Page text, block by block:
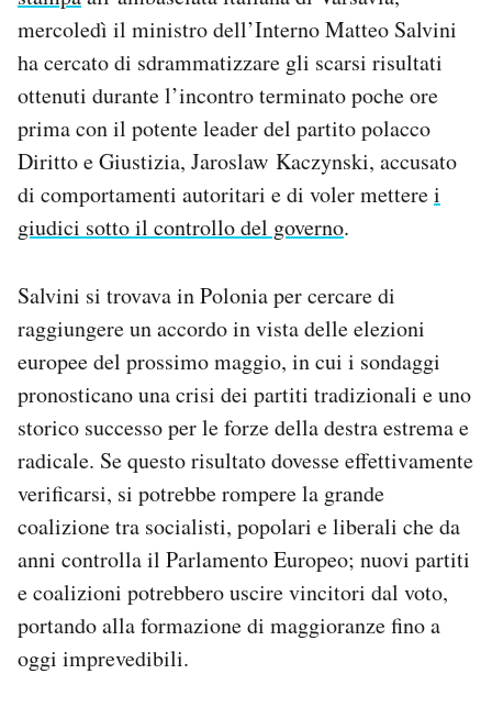
AREA PERSONALE
Area Personale
Newsletter
Regala il Post
Hai bisogno di aiuto?
Esci
mercoledì il ministro dell’Interno Matteo Salvini
ha cercato di sdrammatizzare gli scarsi risultati
ottenuti durante l’incontro terminato poche ore
prima con il potente leader del partito polacco
Diritto e Giustizia, Jaroslaw Kaczynski, accusato
di comportamenti autoritari e di voler metterei
giudici sotto il controllo del governo.
Salvini si trovava in Polonia per cercare di
raggiungere un accordo in vista delle elezioni
europee del prossimo maggio, in cui i sondaggi
pronosticano una crisi dei partiti tradizionali e uno
storico successo per le forze della destra estrema e
radicale. Se questo risultato dovesse effettivamente
verificarsi, si potrebbe rompere la grande
coalizione tra socialisti, popolari e liberali che da
anni controlla il Parlamento Europeo; nuovi partiti
e coalizioni potrebbero uscire vincitori dal voto,
portando alla formazione di maggioranze fino a
oggi imprevedibili.